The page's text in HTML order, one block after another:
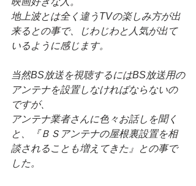
地上波とは全く違うTVの楽しみ方が出
来るとの事で、じわじわと人気が出て
いるように感じます。
当然BS放送を視聴するにはBS放送用の
アンテナを設置しなければならないの
ですが、
アンテナ業者さんに色々お話しを聞く
と、『ＢＳアンテナの屋根裏設置を相
談されることも増えてきた』との事で
した。